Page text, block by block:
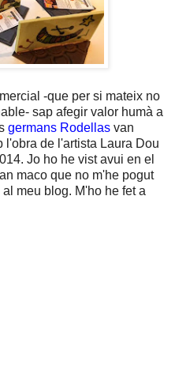
-que per si mateix no
sap afegir valor humà a
germans Rodellas van
l'obra de l'artista Laura Dou
Jo ho he vist avui en el
maco que no m'he pogut
meu blog. M'ho he fet a